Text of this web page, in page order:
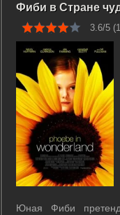
Фиби в Стране
3.6/5 (
Юная Фиби